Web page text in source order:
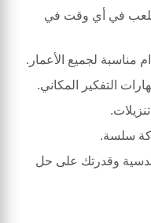
في أي وقت في
مناسبة لجميع الأعمار.
التفكير المكاني.
سلسة.
وقدرتك على حل